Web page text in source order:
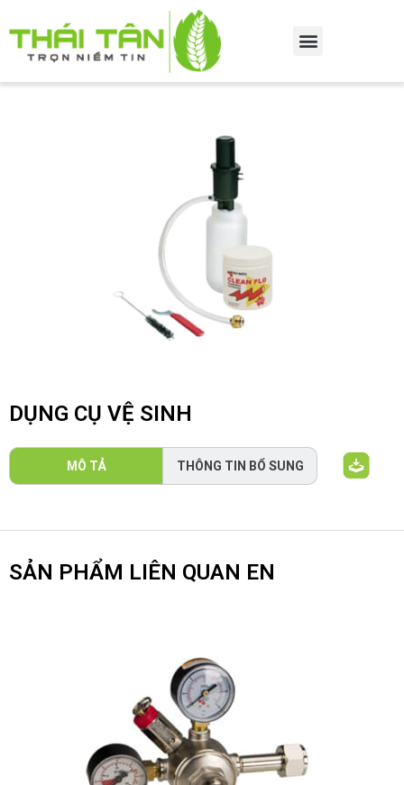
DỤNG CỤ VỆ SINH
MÔ TẢ THÔNG TIN BỔ SUNG
SẢN PHẨM LIÊN QUAN EN